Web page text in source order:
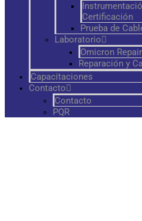
Certificación
Prueba de
Laboratorio
Omicron
Reparación y
Capacitaciones
Contacto
Contacto
PQR